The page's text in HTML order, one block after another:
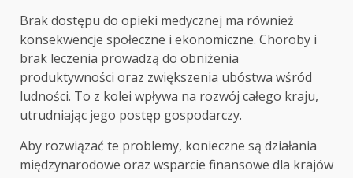
Brak dostępu do opieki medycznej ma również
konsekwencje społeczne i ekonomiczne. Choroby i
brak leczenia prowadzą do obniżenia
produktywności oraz zwiększenia ubóstwa wśród
ludności. To z kolei wpływa na rozwój całego kraju,
utrudniając jego postęp gospodarczy.
Aby rozwiązać te problemy, konieczne są działania
międzynarodowe oraz wsparcie finansowe dla krajów